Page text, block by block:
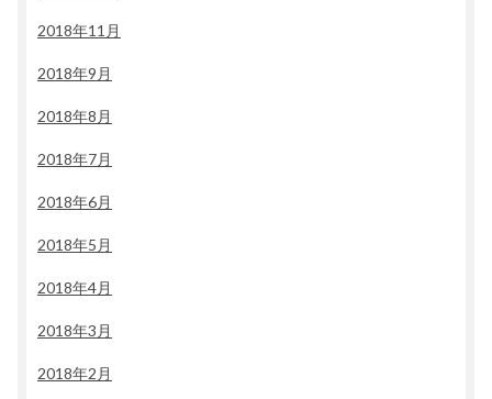
2018年11月
2018年9月
2018年8月
2018年7月
2018年6月
2018年5月
2018年4月
2018年3月
2018年2月